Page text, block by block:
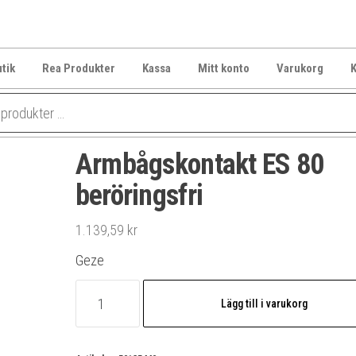
Rea Produkter Kassa Mitt konto Varukorg
Armbågskontakt ES 80
beröringsfri
1.139,59 kr
Geze
Lägg till i varukorg